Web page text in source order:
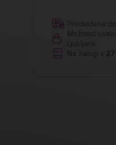
Predvidena
Možnost
Ljubljana
Na zalogi v 27